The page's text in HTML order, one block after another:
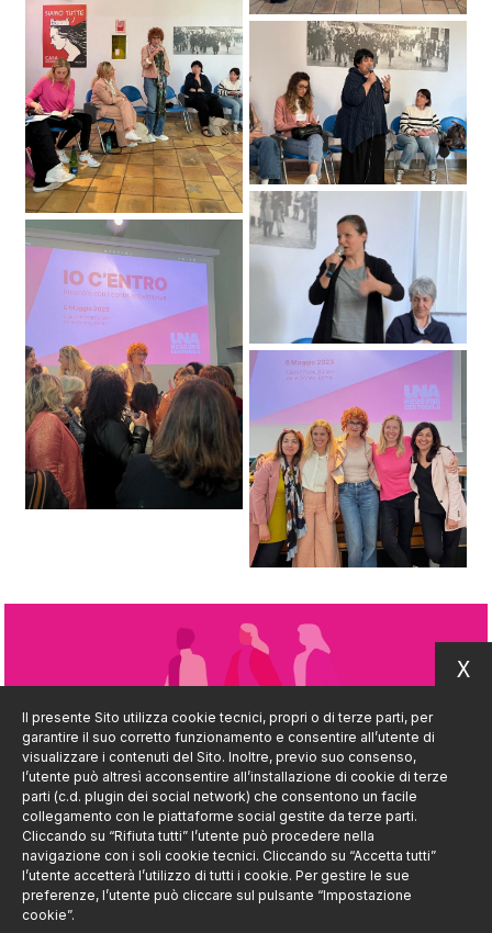
© 2002-2024 Fondazione Italiana Accenture - Tutti i diritti
Il presente Sito utilizza cookie tecnici, propri o di terze parti, per
garantire il suo corretto funzionamento e consentire all’utente di
visualizzare i contenuti del Sito. Inoltre, previo suo consenso,
l’utente può altresì acconsentire all’installazione di cookie di terze
parti (c.d. plugin dei social network) che consentono un facile
collegamento con le piattaforme social gestite da terze parti.
Cliccando su “Rifiuta tutti” l’utente può procedere nella
navigazione con i soli cookie tecnici. Cliccando su “Accetta tutti”
l’utente accetterà l’utilizzo di tutti i cookie. Per gestire le sue
preferenze, l’utente può cliccare sul pulsante “Impostazione
cookie”.
X